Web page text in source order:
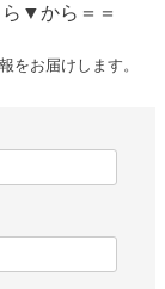
▼から＝＝
をお届けします。